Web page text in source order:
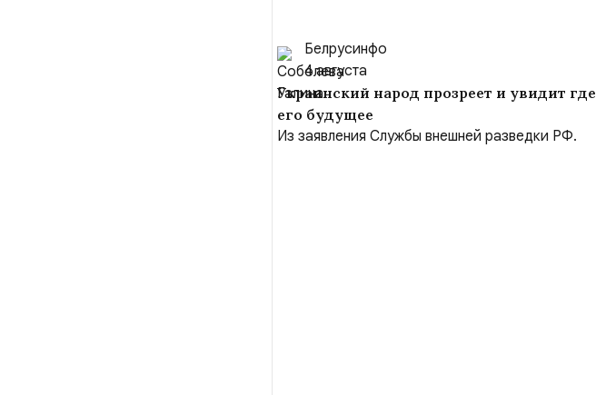
Белрусинфо
4 августа
Украинский народ прозреет и увидит где
его будущее
Из заявления Службы внешней разведки РФ.